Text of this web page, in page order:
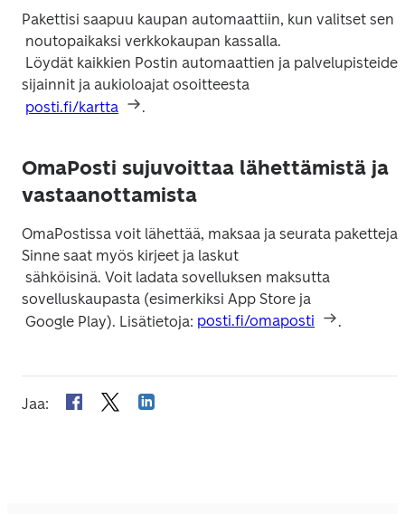
Pakettisi saapuu kaupan automaattiin, kun valitset sen
sijainnit ja aukioloajat osoitteesta
posti.fi/kartta
OmaPosti sujuvoittaa lähettämistä ja
vastaanottamista
OmaPostissa voit lähettää, maksaa ja seurata paketteja.
Sinne saat myös kirjeet ja laskut
sovelluskaupasta (esimerkiksi App Store ja
Google Play). Lisätietoja: posti.fi/omaposti .
Jaa: